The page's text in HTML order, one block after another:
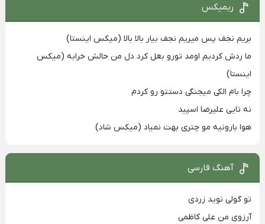
ریمیکس
بریم نجف پس میریم نجف بیار بالا بالا (میکس اینستا)
ما ردش کردیم اومد تورو بغل کرد دل من حالش خرابه (میکس
اینستا)
چرا بام الکی میجنگی دستتو رو کردم
نه تایی علیرضا اسپید
هوا بارونیه مو چتری بهت نمیاد (میکس شاد)
آهنگ فارسی
تو گولی نوید زردی
آرزوی من علی کاظمی